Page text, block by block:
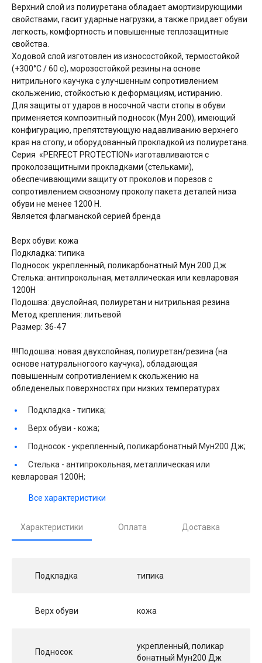
Верхний слой из полиуретана обладает амортизирующими
свойствами, гасит ударные нагрузки, а также придает обуви
легкость, комфортность и повышенные теплозащитные
свойства.
Ходовой слой изготовлен из износостойкой, термостойкой
(+300°С / 60 с), морозостойкой резины на основе
нитрильного каучука с улучшенным сопротивлением
скольжению, стойкостью к деформациям, истиранию.
Для защиты от ударов в носочной части стопы в обуви
применяется композитный подносок (Мун 200), имеющий
конфигурацию, препятствующую надавливанию верхнего
края на стопу, и оборудованный прокладкой из полиуретана.
Серия «PERFECT PROTECTION» изготавливаются с
проколозащитными прокладками (стельками),
обеспечивающими защиту от проколов и порезов с
сопротивлением сквозному проколу пакета деталей низа
обуви не менее 1200 Н.
Является флагманской серией бренда
Верх обуви: кожа
Подкладка: типика
Подносок: укрепленный, поликарбонатный Мун 200 Дж
Стелька: антипрокольная, металлическая или кевларовая
1200Н
Подошва: двуслойная, полиуретан и нитрильная резина
Метод крепления: литьевой
Размер: 36-47
!!!!Подошва: новая двухслойная, полиуретан/резина (на
основе натуральногоого каучука), обладающая
повышенным сопротивлением к скольжению на
обледенелых поверхностях при низких температурах
Подкладка - типика;
Верх обуви - кожа;
Подносок - укрепленный, поликарбонатный Мун200 Дж;
Стелька - антипрокольная, металлическая или
кевларовая 1200Н;
Все характеристики
Характеристики Оплата Доставка
Подкладка типика
Верх обуви кожа
Подносок
укрепленный, поликар
бонатный Мун200 Дж